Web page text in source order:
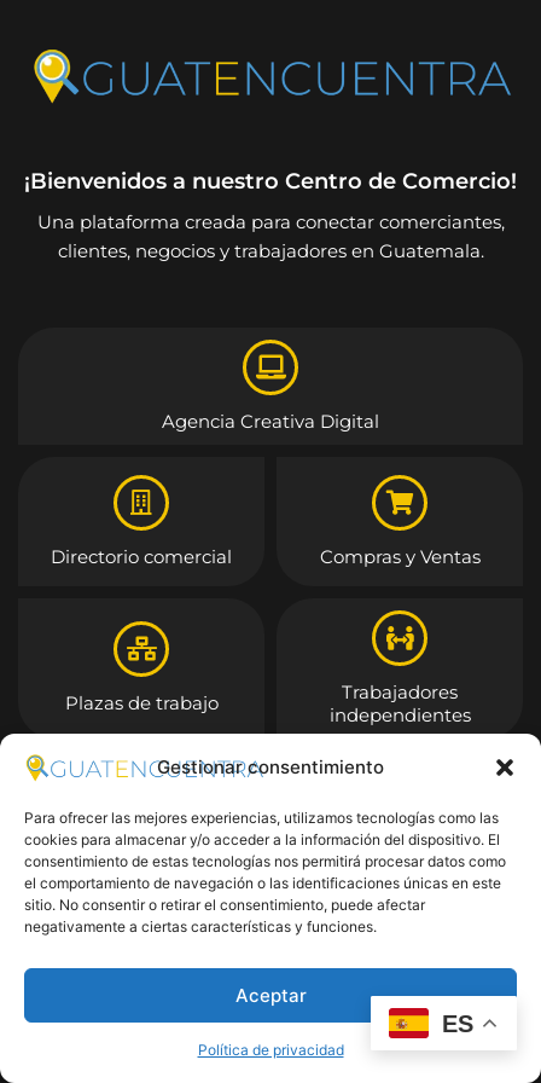
Gestionar consentimiento
Para ofrecer las mejores experiencias, utilizamos tecnologías como las
cookies para almacenar y/o acceder a la información del dispositivo. El
consentimiento de estas tecnologías nos permitirá procesar datos como
el comportamiento de navegación o las identificaciones únicas en este
sitio. No consentir o retirar el consentimiento, puede afectar
negativamente a ciertas características y funciones.
Aceptar
Política de privacidad
¡Bienvenidos a nuestro Centro de Comercio!
Una plataforma creada para conectar comerciantes,
clientes, negocios y trabajadores en Guatemala.
Agencia Creativa Digital
Directorio comercial Compras y Ventas
Plazas de trabajo
Trabajadores
independientes
Entrar
ES